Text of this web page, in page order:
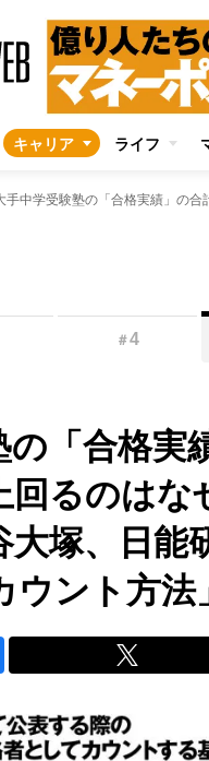
キャリア ライフ
＃4
の「合格実
回るのは
大塚、日能
ウント方法